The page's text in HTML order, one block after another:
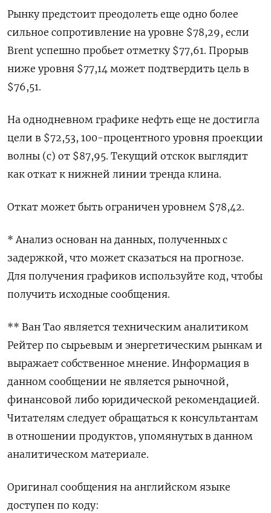
Рынку предстоит преодолеть еще одно более
сильное сопротивление на уровне $78,29, если
Brent успешно пробьет отметку $77,61. Прорыв
ниже уровня $77,14 может подтвердить цель в
$76,51.
На однодневном графике нефть еще не достигла
цели в $72,53, 100-процентного уровня проекции
волны (c) от $87,95. Текущий отскок выглядит
как откат к нижней линии тренда клина.
Откат может быть ограничен уровнем $78,42.
* Анализ основан на данных, полученных с
задержкой, что может сказаться на прогнозе.
Для получения графиков используйте код, чтобы
получить исходные сообщения.
** Ван Тао является техническим аналитиком
Рейтер по сырьевым и энергетическим рынкам и
выражает собственное мнение. Информация в
данном сообщении не является рыночной,
финансовой либо юридической рекомендацией.
Читателям следует обращаться к консультантам
в отношении продуктов, упомянутых в данном
аналитическом материале.
Оригинал сообщения на английском языке
доступен по коду: